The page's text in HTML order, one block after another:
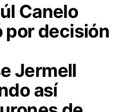
Canelo
por decisión
Jermell
así